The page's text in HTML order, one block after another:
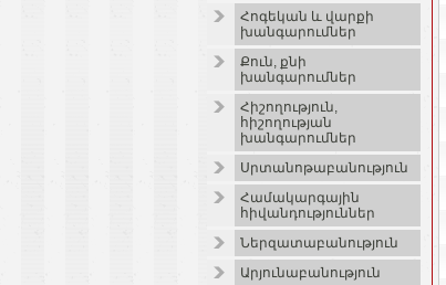
Հոգեկան և վարքի
խանգարումներ
Քուն, քնի
խանգարումներ
Հիշողություն,
հիշողության
խանգարումներ
Սրտանոթաբանություն
Համակարգային
հիվանդություններ
Ներզատաբանություն
Արյունաբանություն